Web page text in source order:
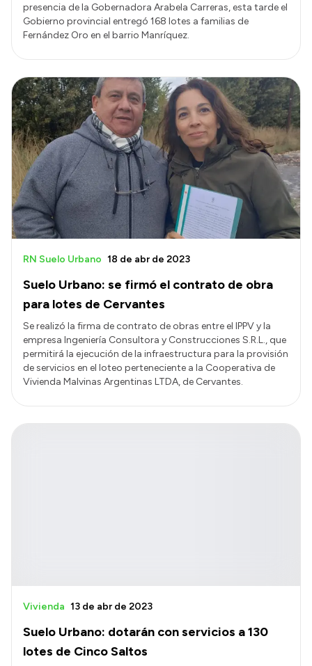
presencia de la Gobernadora Arabela Carreras, esta tarde el
Gobierno provincial entregó 168 lotes a familias de
Fernández Oro en el barrio Manríquez.
Suelo Urbano: se firmó el contrato de obra
para lotes de Cervantes
RN Suelo Urbano 18 de abr de 2023
Se realizó la firma de contrato de obras entre el IPPV y la
empresa Ingeniería Consultora y Construcciones S.R.L., que
permitirá la ejecución de la infraestructura para la provisión
de servicios en el loteo perteneciente a la Cooperativa de
Vivienda Malvinas Argentinas LTDA, de Cervantes.
Suelo Urbano: dotarán con servicios a 130
lotes de Cinco Saltos
Vivienda 13 de abr de 2023